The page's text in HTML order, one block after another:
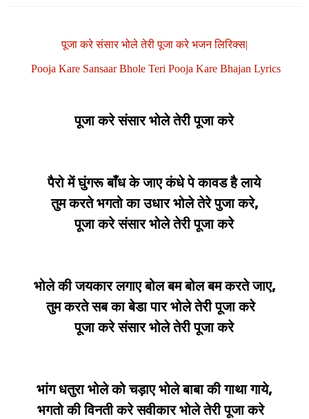
पूजा करे संसार भोले तेरी पूजा करे भजन लिरिक्स|
Pooja Kare Sansaar Bhole Teri Pooja Kare Bhajan Lyrics
पूजा करे संसार भोले तेरी पूजा करे
पैरो में घुंगरू बाँध के जाए कंधे पे कावड है लाये
तुम करते भगतो का उधार भोले तेरे पुजा करे,
पूजा करे संसार भोले तेरी पूजा करे
भोले की जयकार लगाए बोल बम बोल बम करते जाए,
तुम करते सब का बेडा पार भोले तेरी पूजा करे
पूजा करे संसार भोले तेरी पूजा करे
भांग धतुरा भोले को चड़ाए भोले बाबा की गाथा गाये,
भगतो की विनती करे सवीकार भोले तेरी पूजा करे